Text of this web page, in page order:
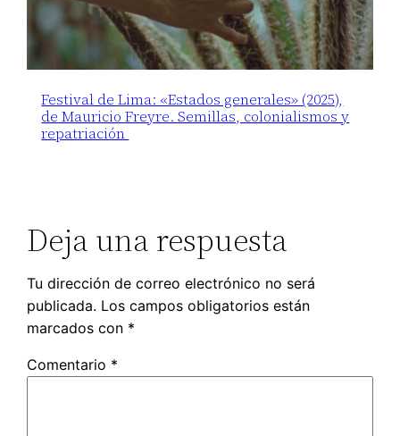
Festival de Lima: «Estados generales» (2025),
de Mauricio Freyre. Semillas, colonialismos y
repatriación
Deja una respuesta
Tu dirección de correo electrónico no será
publicada. Los campos obligatorios están
marcados con *
Comentario *